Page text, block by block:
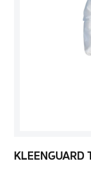
KLEENGUARD